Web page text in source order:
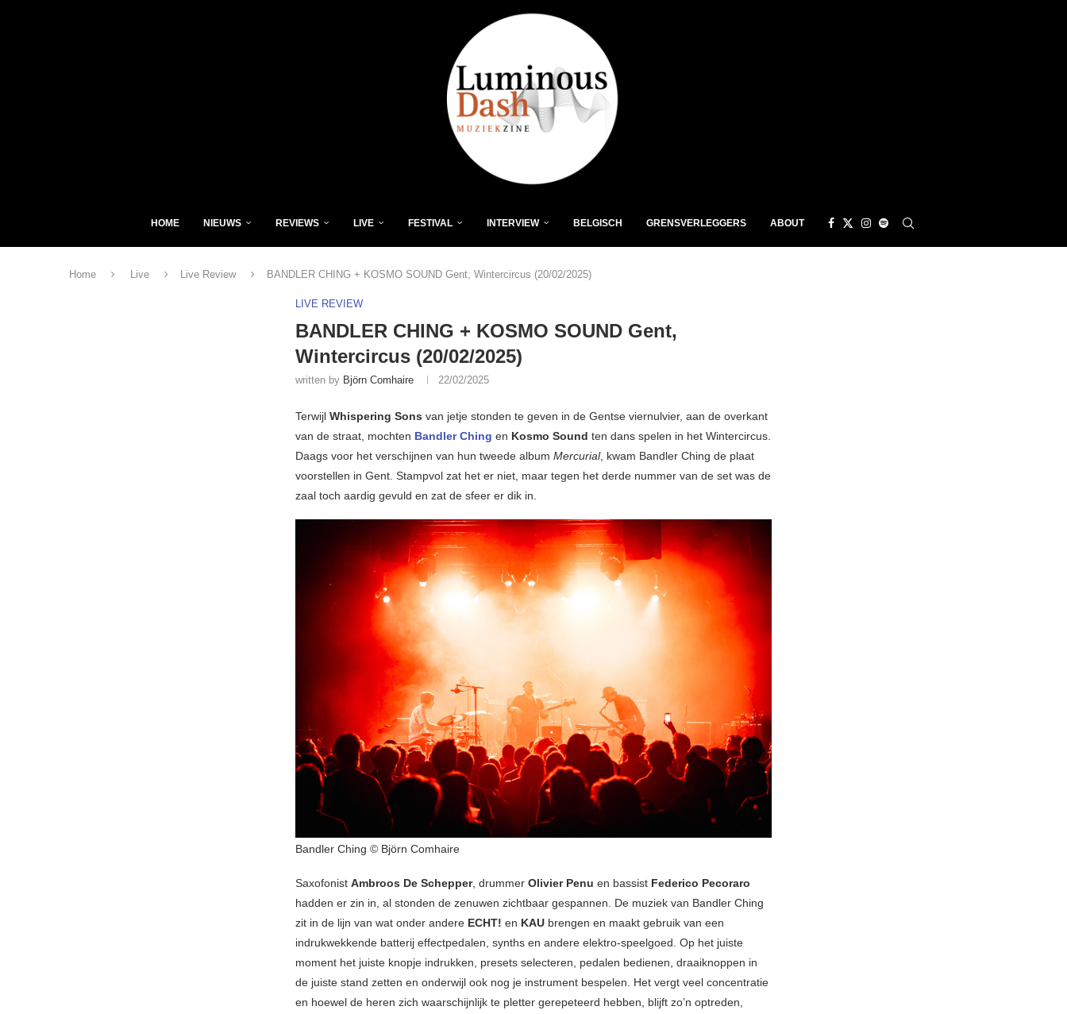
HOME NIEUWS REVIEWS LIVE FESTIVAL INTERVIEW BELGISCH GRENSVERLEGGERS ABOUT
Home Live Live Review BANDLER CHING + KOSMO SOUND Gent, Wintercircus (20/02/2025)
LIVE REVIEW
BANDLER CHING + KOSMO SOUND Gent,
Wintercircus (20/02/2025)
written by Björn Comhaire 22/02/2025
Terwijl Whispering Sons van jetje stonden te geven in de Gentse viernulvier, aan de overkant
van de straat, mochten Bandler Ching en Kosmo Sound ten dans spelen in het Wintercircus.
Daags voor het verschijnen van hun tweede album Mercurial, kwam Bandler Ching de plaat
voorstellen in Gent. Stampvol zat het er niet, maar tegen het derde nummer van de set was de
zaal toch aardig gevuld en zat de sfeer er dik in.
Bandler Ching © Björn Comhaire
Saxofonist Ambroos De Schepper, drummer Olivier Penu en bassist Federico Pecoraro
hadden er zin in, al stonden de zenuwen zichtbaar gespannen. De muziek van Bandler Ching
zit in de lijn van wat onder andere ECHT! en KAU brengen en maakt gebruik van een
indrukwekkende batterij effectpedalen, synths en andere elektro-speelgoed. Op het juiste
moment het juiste knopje indrukken, presets selecteren, pedalen bedienen, draaiknoppen in
de juiste stand zetten en onderwijl ook nog je instrument bespelen. Het vergt veel concentratie
en hoewel de heren zich waarschijnlijk te pletter gerepeteerd hebben, blijft zo’n optreden,